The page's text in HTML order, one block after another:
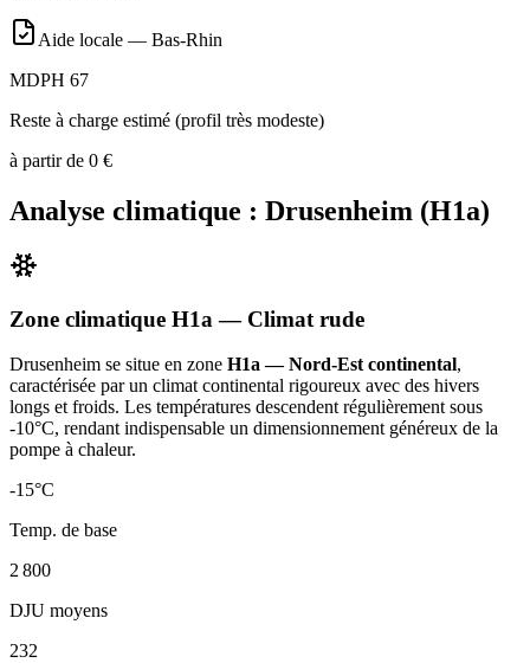
Aide locale — Bas-Rhin
MDPH 67
Reste à charge estimé (profil très modeste)
à partir de 0 €
Analyse climatique : Drusenheim (H1a)
Zone climatique H1a — Climat rude
Drusenheim se situe en zone H1a — Nord-Est continental,
caractérisée par un climat continental rigoureux avec des hivers
longs et froids. Les températures descendent régulièrement sous
-10°C, rendant indispensable un dimensionnement généreux de la
pompe à chaleur.
-15°C
Temp. de base
2 800
DJU moyens
232